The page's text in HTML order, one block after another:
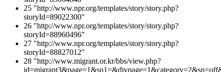
25 "http://www.npr.org/templates/story/story.php?
storyId=89022300"
26 "http://www.npr.org/templates/story/story.php?
storyId=88960496"
27 "http://www.npr.org/templates/story/story.php?
storyId=88827012"
28 "http://www.migrant.or.kr/bbs/view.php?